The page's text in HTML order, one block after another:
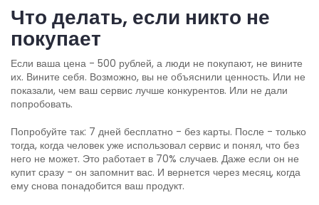
Что делать, если никто не
покупает
Если ваша цена - 500 рублей, а люди не покупают, не вините
их. Вините себя. Возможно, вы не объяснили ценность. Или не
показали, чем ваш сервис лучше конкурентов. Или не дали
попробовать.
Попробуйте так: 7 дней бесплатно - без карты. После - только
тогда, когда человек уже использовал сервис и понял, что без
него не может. Это работает в 70% случаев. Даже если он не
купит сразу - он запомнит вас. И вернется через месяц, когда
ему снова понадобится ваш продукт.